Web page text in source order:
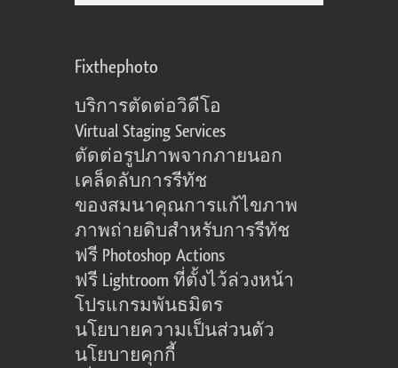
Fixthephoto
บริการตัดต่อวิดีโอ
Virtual Staging Services
ตัดต่อรูปภาพจากภายนอก
เคล็ดลับการรีทัช
ของสมนาคุณการแก้ไขภาพ
ภาพถ่ายดิบสำหรับการรีทัช
ฟรี Photoshop Actions
ฟรี Lightroom ที่ตั้งไว้ล่วงหน้า
โปรแกรมพันธมิตร
นโยบายความเป็นส่วนตัว
นโยบายคุกกี้